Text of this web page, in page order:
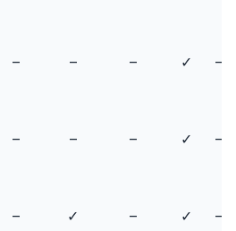
– – – ✓ –
– – – ✓ –
– ✓ – ✓ –